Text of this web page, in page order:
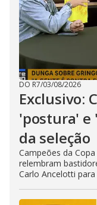
DO R7/03/08/2026
Exclusivo:
'postura' e
da seleção
Campeões da
relembram
Carlo Ancelotti para